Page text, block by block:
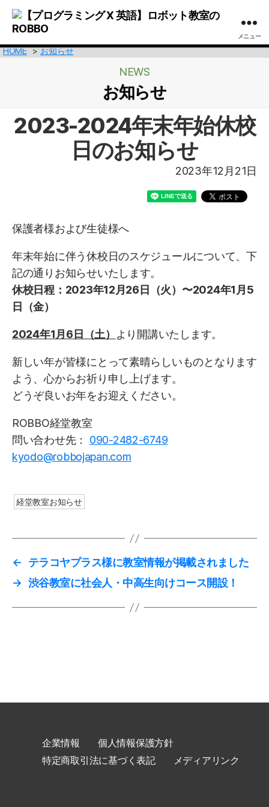
ロ
グ
X
教
の
ROBBO
メニュー
HOME お知らせ
NEWS
お知らせ
2023-2024年末年始休校
日のお知らせ
2023年12月21日
保護者様および生徒様へ
年末年始に伴う休校日のスケジュールについて、下
記の通りお知らせいたします。
休校日程：2023年12月26日（火）〜2024年1月5
日（金）
2024年1月6日（土） より開講いたします。
新しい年が皆様にとって素晴らしいものとなります
よう、心からお祈り申し上げます。
どうぞ良いお年をお迎えください。
ROBBO経堂教室
問い合わせ先：
090-2482-6749
kyodo@robbojapan.com
経堂教室お知らせ
←
テラコヤプラス様に教室情報が掲載されました
→ 渋谷教室に社会人・中高生向けコース開設！
企業情報
個人情報保護方針
特定商取引法に基づく表記
メディアリンク